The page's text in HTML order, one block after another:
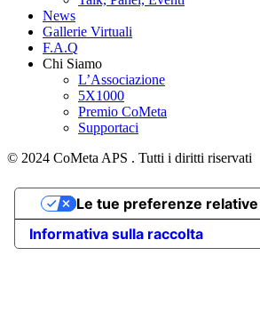
News
Gallerie Virtuali
F.A.Q
Chi Siamo
L’Associazione
5X1000
Premio CoMeta
Supportaci
© 2024 CoMeta APS . Tutti i diritti riservati
Informativa sulla raccolta
Le tue preferenze